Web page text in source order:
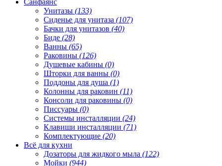
Унитазы (133)
Сиденье для унитаза (107)
Бачки для унитазов (40)
Биде (28)
Ванны (65)
Раковины (126)
Душевые кабины (0)
Шторки для ванны (0)
Поддоны для душа (1)
Колонны для раковин (11)
Консоли для раковины (0)
Писсуары (0)
Системы инсталляции (24)
Клавиши инсталляции (71)
Комплектующие (20)
Всё для кухни
Дозаторы для жидкого мыла (122)
Мойки (944)